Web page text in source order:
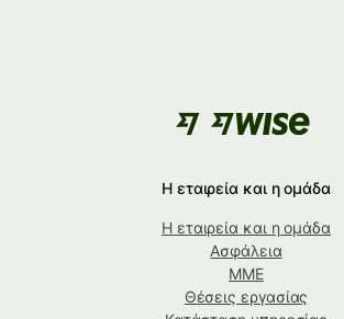
Η εταιρεία και η ομάδα
Η εταιρεία και η ομάδα
Ασφάλεια
ΜΜΕ
Θέσεις εργασίας